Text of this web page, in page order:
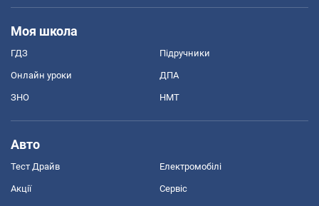
Моя школа
ГДЗ Підручники
Онлайн уроки ДПА
ЗНО НМТ
Авто
Тест Драйв Електромобілі
Акції Сервіс